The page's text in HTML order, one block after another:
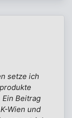
setze ich
Beitrag
Wien und